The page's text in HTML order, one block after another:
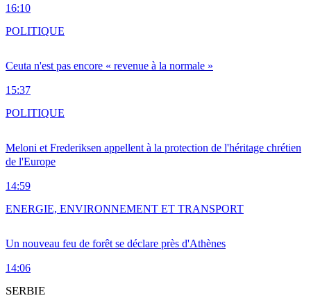
16:10
Ceuta n'est pas encore « revenue à la normale »
15:37
POLITIQUE
Meloni et Frederiksen appellent à la protection de l'héritage chrétien
de l'Europe
14:59
POLITIQUE
Un nouveau feu de forêt se déclare près d'Athènes
14:06
ENERGIE, ENVIRONNEMENT ET TRANSPORT
SERBIE